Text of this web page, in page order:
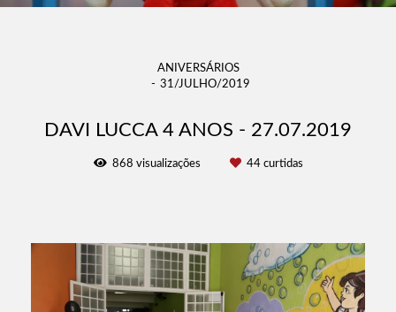
ANIVERSÁRIOS
31/JULHO/2019
DAVI LUCCA 4 ANOS - 27.07.2019
868 visualizações 44curtidas